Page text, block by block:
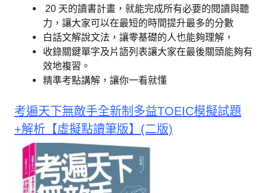
20 天的讀書計畫，就能完成所有必要的閱讀與聽
力，讓大家可以在最短的時間提升最多的分數
白話文解說文法，讓零基礎的人也能夠理解，
收錄關鍵單字及片語列表讓大家在最後關頭能夠有
效地複習。
精準考點講解，讓你一看就懂
考遍天下無敵手全新制多益TOEIC模擬試題
+解析【虛擬點讀筆版】(二版)